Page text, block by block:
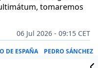
tomaremos
06 Jul 2026 - 09:15 CET
DE ESPAÑA PEDRO SÁNCHEZ